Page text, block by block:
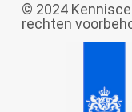
© 2024
rechten